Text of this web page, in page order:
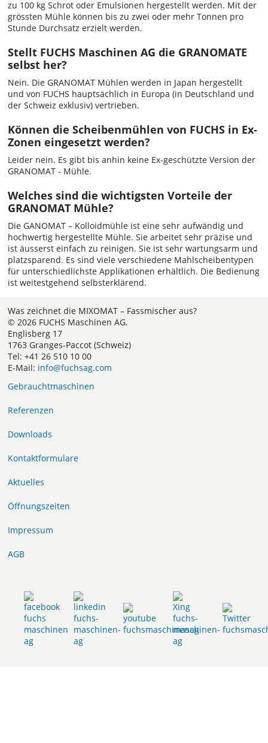
zu 100 kg Schrot oder Emulsionen hergestellt werden. Mit der
grössten Mühle können bis zu zwei oder mehr Tonnen pro
Stunde Durchsatz erzielt werden.
Stellt FUCHS Maschinen AG die GRANOMATE
selbst her?
Nein. Die GRANOMAT Mühlen werden in Japan hergestellt
und von FUCHS hauptsächlich in Europa (in Deutschland und
der Schweiz exklusiv) vertrieben.
Können die Scheibenmühlen von FUCHS in Ex-
Zonen eingesetzt werden?
Leider nein. Es gibt bis anhin keine Ex-geschützte Version der
GRANOMAT - Mühle.
Welches sind die wichtigsten Vorteile der
GRANOMAT Mühle?
Die GANOMAT – Kolloidmühle ist eine sehr aufwändig und
hochwertig hergestellte Mühle. Sie arbeitet sehr präzise und
ist äusserst einfach zu reinigen. Sie ist sehr wartungsarm und
platzsparend. Es sind viele verschiedene Mahlscheibentypen
für unterschiedlichste Applikationen erhältlich. Die Bedienung
ist weitestgehend selbsterklärend.
Was zeichnet die MIXOMAT – Fassmischer aus?
© 2026 FUCHS Maschinen AG.
Englisberg 17
1763 Granges-Paccot (Schweiz)
Tel: +41 26 510 10 00
E-Mail: info@fuchsag.com
Gebrauchtmaschinen
Referenzen
Downloads
Kontaktformulare
Aktuelles
Öffnungszeiten
Impressum
AGB